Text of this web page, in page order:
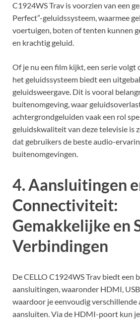
C1924WS Trav is voorzien van een
Perfect”-geluidssysteem, waarmee
voertuigen, boten of tenten kunnen
en krachtig geluid.
Of je nu een film kijkt, een serie volgt
het geluidssysteem biedt een
geluidsweergave. Dit is vooral
buitenomgeving, waar
achtergrondgeluiden vaak een rol
geluidskwaliteit van deze televisie is
dat gebruikers de beste audio-
buitenomgevingen.
4. Aansluitingen
Connectiviteit:
Gemakkelijke en
Verbindingen
De CELLO C1924WS Trav biedt een
aansluitingen, waaronder HDMI,
waardoor je eenvoudig
aansluiten. Via de HDMI-poort kun